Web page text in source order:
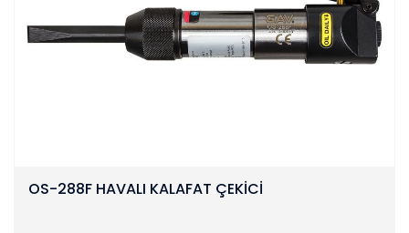
OS-288F HAVALI KALAFAT ÇEKİCİ